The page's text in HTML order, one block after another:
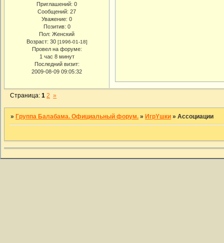
Приглашений: 0
Сообщений: 27
Уважение: 0
Позитив: 0
Пол: Женский
Возраст: 30 [1996-01-18]
Провел на форуме:
1 час 8 минут
Последний визит:
2009-08-09 09:05:32
Страница:1 2 »
» Группа Балабама. Официальный форум. » ИгрYшки »Ассоциации